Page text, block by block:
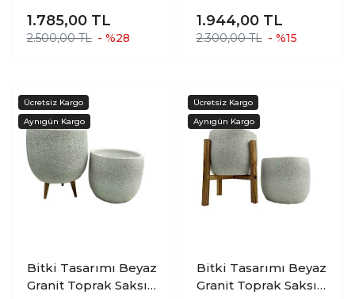
Salon Çiçeklik İkili
Set Ayaksız -4
1.785,00 TL
2.500,00 TL - %28
Çiçeklik İkili Set
Ayaksız - 4 Ayaklı- 19
1.944,00 TL
2.300,00 TL - %15
Bitki Tasarımı Beyaz
Granit Toprak Saksı
Bitki Tasarımı Beyaz
Granit Toprak Saksı